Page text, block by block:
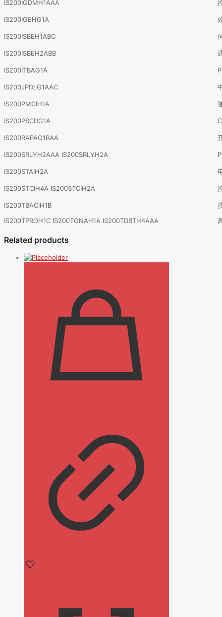
IS200IGDMH1AAA
IS200IGEHG1A
IS200ISBEH1ABC
IS200ISBEH2ABB
IS200ITBAG1A
IS200JPDLG1AAC
IS200PMCIH1A
IS200PSCDG1A
IS200RAPAG1BAA
IS200SRLYH2AAA IS200SRLYH2A
IS200STAIH2A
IS200STCIH4A IS200STCIH2A
IS200TBACIH1B
IS200TPROH1C IS200TGNAH1A IS200TDBTH4AAA
Related products